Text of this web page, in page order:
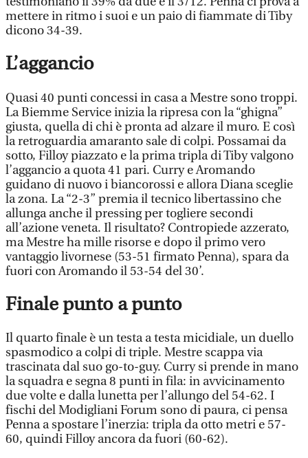
mettere in ritmo i suoi e un paio di fiammate di Tiby
dicono 34-39.
L’aggancio
Quasi 40 punti concessi in casa a Mestre sono troppi.
La Biemme Service inizia la ripresa con la “ghigna”
giusta, quella di chi è pronta ad alzare il muro. E così
la retroguardia amaranto sale di colpi. Possamai da
sotto, Filloy piazzato e la prima tripla di Tiby valgono
l’aggancio a quota 41 pari. Curry e Aromando
guidano di nuovo i biancorossi e allora Diana sceglie
la zona. La “2-3” premia il tecnico libertassino che
allunga anche il pressing per togliere secondi
all’azione veneta. Il risultato? Contropiede azzerato,
ma Mestre ha mille risorse e dopo il primo vero
vantaggio livornese (53-51 firmato Penna), spara da
fuori con Aromando il 53-54 del 30’.
Finale punto a punto
Il quarto finale è un testa a testa micidiale, un duello
spasmodico a colpi di triple. Mestre scappa via
trascinata dal suo go-to-guy. Curry si prende in mano
la squadra e segna 8 punti in fila: in avvicinamento
due volte e dalla lunetta per l’allungo del 54-62. I
fischi del Modigliani Forum sono di paura, ci pensa
Penna a spostare l’inerzia: tripla da otto metri e 57-
60, quindi Filloy ancora da fuori (60-62).